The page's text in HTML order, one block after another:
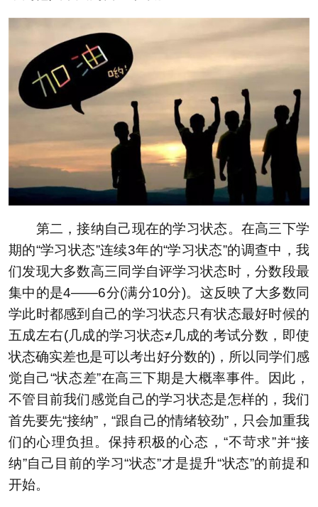
第二，接纳自己现在的学习状态。在高三下学
期的“学习状态”连续3年的“学习状态”的调查中，我
们发现大多数高三同学自评学习状态时，分数段最
集中的是4——6分(满分10分)。这反映了大多数同
学此时都感到自己的学习状态只有状态最好时候的
五成左右(几成的学习状态≠几成的考试分数，即使
状态确实差也是可以考出好分数的)，所以同学们感
觉自己“状态差”在高三下期是大概率事件。因此，
不管目前我们感觉自己的学习状态是怎样的，我们
首先要先“接纳”，“跟自己的情绪较劲”，只会加重我
们的心理负担。保持积极的心态，“不苛求”并“接
纳”自己目前的学习“状态”才是提升“状态”的前提和
开始。